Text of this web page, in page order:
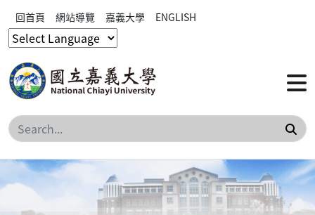
回首頁 網站導覽 嘉義大學 ENGLISH
搜